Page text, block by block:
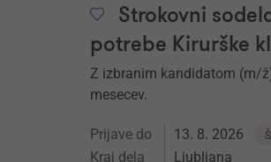
Strokovni
potrebe Kirurške
Z izbranim kandidatom (m/
mesecev.
Prijave do 13. 8. 2026
Kraj dela Ljubljana